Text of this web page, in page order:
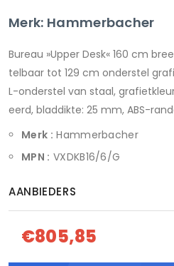
Merk: Hammerbacher
Bureau »Upper Desk« 160 cm
telbaar tot 129 cm onderstel
L-onderstel van staal,
eerd, bladdikte: 25 mm, ABS-
Merk : Hammerbacher
MPN : VXDKB16/6/G
AANBIEDERS
€805,85